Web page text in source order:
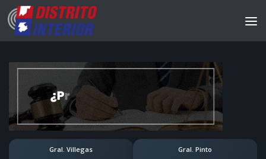
Gral. Villegas Gral. Pinto